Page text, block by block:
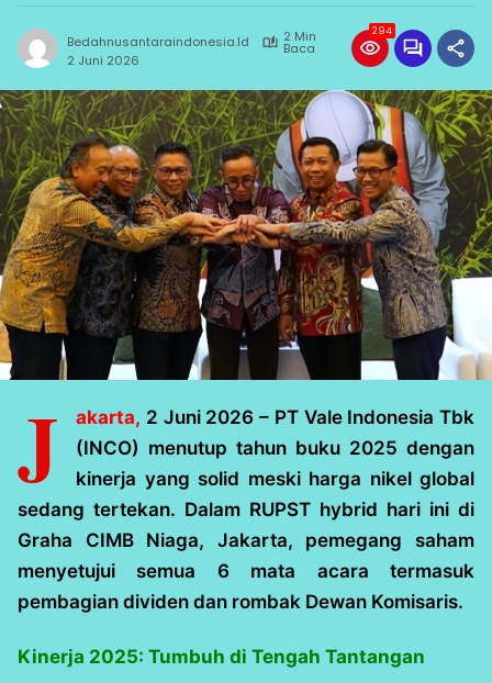
Bedahnusantaraindonesia.id 2 Min
Baca
2 Juni 2026
294
J akarta, 2 Juni 2026 – PT Vale Indonesia Tbk
(INCO) menutup tahun buku 2025 dengan
kinerja yang solid meski harga nikel global
sedang tertekan. Dalam RUPST hybrid hari ini di
Graha CIMB Niaga, Jakarta, pemegang saham
menyetujui semua 6 mata acara termasuk
pembagian dividen dan rombak Dewan Komisaris.
Kinerja 2025: Tumbuh di Tengah Tantangan